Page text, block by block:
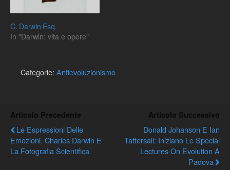
C. Darwin Esq.
In "Darwin: vita e opere"
Categorie: Antievoluzionismo
Articolo Precedente
Le Espressioni Delle
Emozioni. Charles Darwin E
La Fotografia Scientifica
Articolo Successivo
Donald Johanson E Ian
Tattersall: Iniziano Le Special
Lectures On Evolution A
Padova